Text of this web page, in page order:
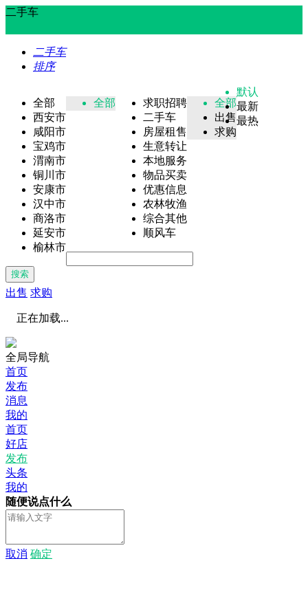
二手车
二手车
排序
全部
西安市
咸阳市
宝鸡市
渭南市
铜川市
安康市
汉中市
商洛市
延安市
榆林市
全部
求职招聘
二手车
房屋租售
生意转让
本地服务
物品买卖
优惠信息
农林牧渔
综合其他
顺风车
全部
出售
求购
默认
最新
最热
搜索
出售 求购
正在加载...
全局导航
首页
发布
消息
我的
首页
好店
发布
头条
我的
随便说点什么
取消 确定